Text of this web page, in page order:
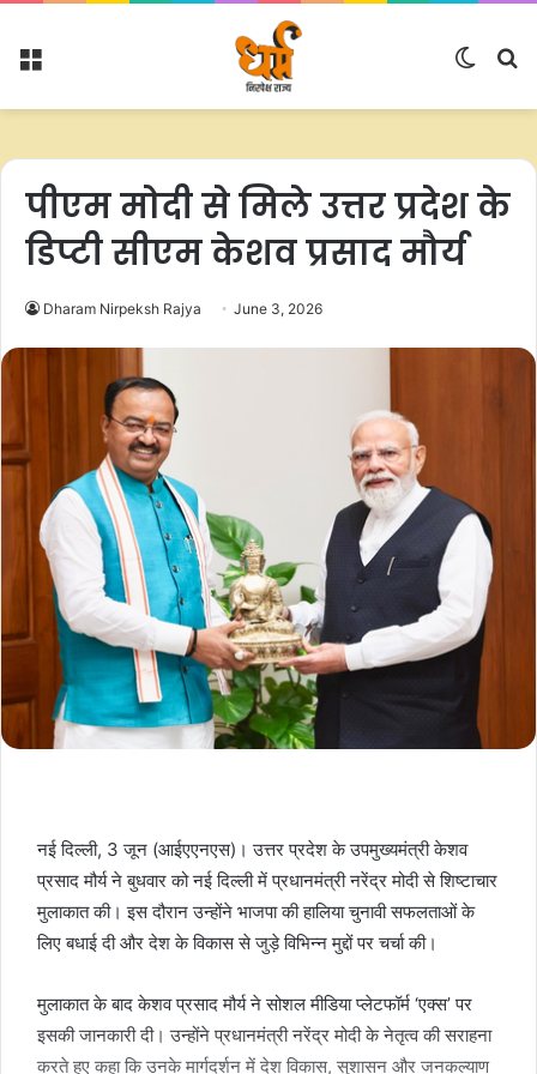
Menu
Switch
पीएम मोदी से मिले उत्तर प्रदेश के
डिप्टी सीएम केशव प्रसाद मौर्य
Dharam Nirpeksh Rajya June 3, 2026
नई दिल्ली, 3 जून (आईएएनएस)। उत्तर प्रदेश के उपमुख्यमंत्री केशव
प्रसाद मौर्य ने बुधवार को नई दिल्ली में प्रधानमंत्री नरेंद्र मोदी से शिष्टाचार
मुलाकात की। इस दौरान उन्होंने भाजपा की हालिया चुनावी सफलताओं के
लिए बधाई दी और देश के विकास से जुड़े विभिन्न मुद्दों पर चर्चा की।
मुलाकात के बाद केशव प्रसाद मौर्य ने सोशल मीडिया प्लेटफॉर्म ‘एक्स’ पर
इसकी जानकारी दी। उन्होंने प्रधानमंत्री नरेंद्र मोदी के नेतृत्व की सराहना
करते हुए कहा कि उनके मार्गदर्शन में देश विकास, सुशासन और जनकल्याण